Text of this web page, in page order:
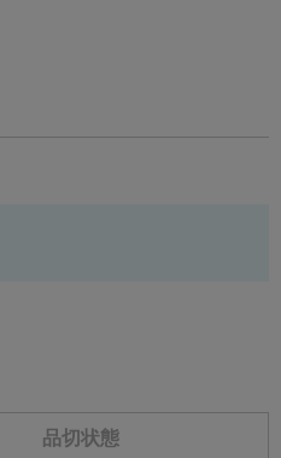
品切状態